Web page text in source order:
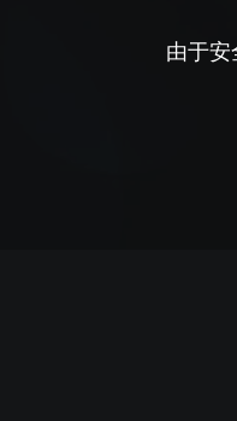
由于安